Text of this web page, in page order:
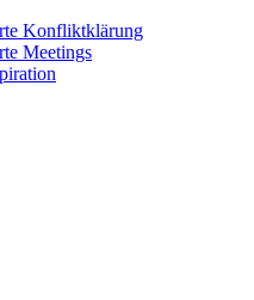
Konfliktklärung
Meetings